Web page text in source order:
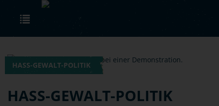
Skip to main content
HASS-GEWALT-POLITIK
HASS-GEWALT-POLITIK